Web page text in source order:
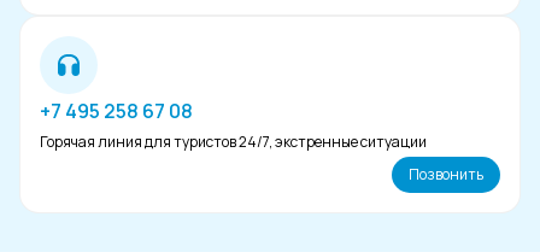
+7 495 258 67 08
Горячая линия для туристов 24/7, экстренные ситуации
Позвонить